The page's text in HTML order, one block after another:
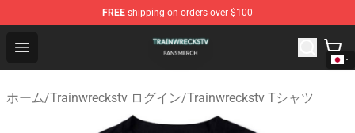
FREE shipping on orders over $100
Open menu
Trainwreckstv Shop - Official Trainwreckstv
ホーム/Trainwreckstv ログイン/Trainwreckstv Tシャツ